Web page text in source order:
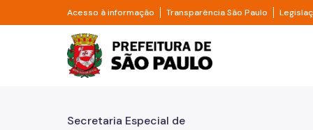
Pular para o Conteúdo principal
Acesso à informação Divisor de acesso à informação
Transparência São Paulo Divisor
Prefeitura de São
Secretaria Especial de